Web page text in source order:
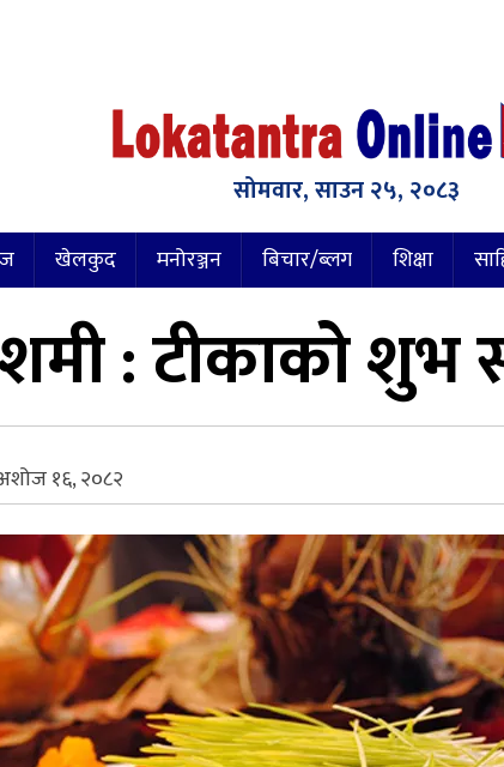
सोमवार, साउन २५, २०८३
खेलकुद मनोरञ्जन बिचार/ब्लग शिक्षा
: टीकाको शुभ
१६, २०८२